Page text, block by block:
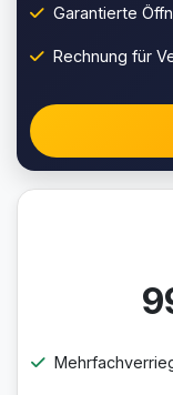
Garantierte
Rechnung für